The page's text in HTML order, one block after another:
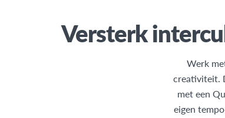
Versterk
Werk
creativiteit.
met een
eigen